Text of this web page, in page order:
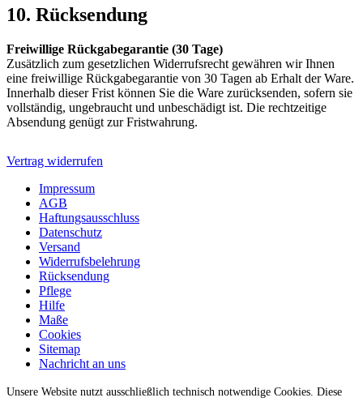
10. Rücksendung
Freiwillige Rückgabegarantie (30 Tage)
Zusätzlich zum gesetzlichen Widerrufsrecht gewähren wir Ihnen
eine freiwillige Rückgabegarantie von 30 Tagen ab Erhalt der Ware.
Innerhalb dieser Frist können Sie die Ware zurücksenden, sofern sie
vollständig, ungebraucht und unbeschädigt ist. Die rechtzeitige
Absendung genügt zur Fristwahrung.
Vertrag widerrufen
Impressum
AGB
Haftungsausschluss
Datenschutz
Versand
Widerrufsbelehrung
Rücksendung
Pflege
Hilfe
Maße
Cookies
Sitemap
Nachricht an uns
Unsere Website nutzt ausschließlich technisch notwendige Cookies. Diese